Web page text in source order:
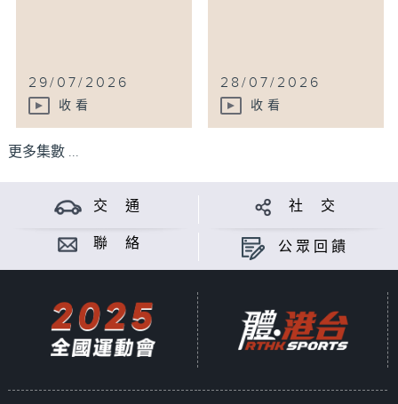
29/07/2026
收看
28/07/2026
收看
更多集數 ...
交 通 社 交
聯 絡 公眾回饋